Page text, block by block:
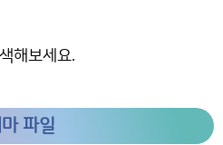
해보세요.
파일